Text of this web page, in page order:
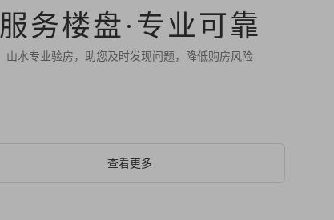
服务楼盘·专业可靠
山水专业验房，助您及时发现问题，降低购房风险
查看更多